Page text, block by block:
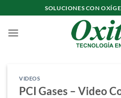
al
contenido
SOLUCIONES CON
VIDEOS
PCI Gases – Video